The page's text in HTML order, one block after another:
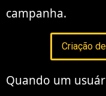
campanha.
Criação
Quando um